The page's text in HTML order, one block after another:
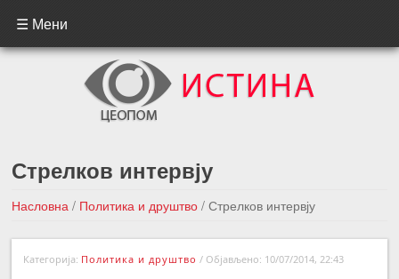
☰ Мени
Стрелков интервју
Насловна / Политика и друштво / Стрелков интервју
←Претходна вест
Следећа вест →
Категорија: Политика и друштво / Објављено: 10/07/2014, 22:43